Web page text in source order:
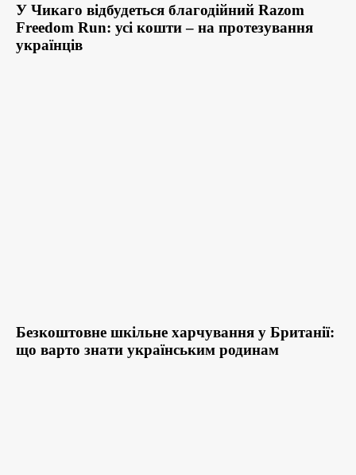
У Чикаго відбудеться благодійний Razom
Freedom Run: усі кошти – на протезування
українців
Безкоштовне шкільне харчування у Британії:
що варто знати українським родинам